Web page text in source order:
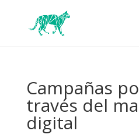
Campañas
través del
digital